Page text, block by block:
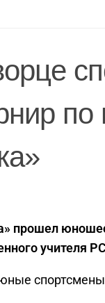
по
прошел
учителя